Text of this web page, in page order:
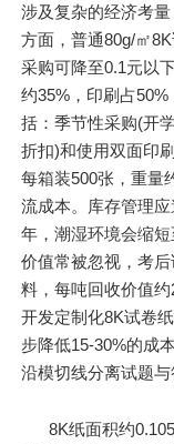
涉及复杂的经济考
方面，普通80g/㎡
采购可降至0.1元以
约35%，印刷占
括：季节性采购(开
折扣)和使用双面印
每箱装500张，重量
流成本。库存管理
年，潮湿环境会缩
价值常被忽视，考
料，每吨回收价值
开发定制化8K试卷
步降低15-30%的成
沿模切线分离试题
8K纸面积约